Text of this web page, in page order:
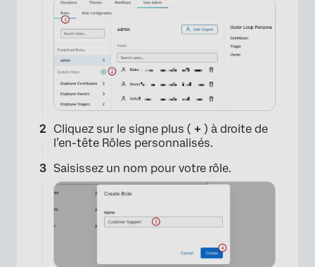
Cliquez sur le signe plus ( + ) à droite de
l’en-tête Rôles personnalisés.
Saisissez un nom pour votre rôle.